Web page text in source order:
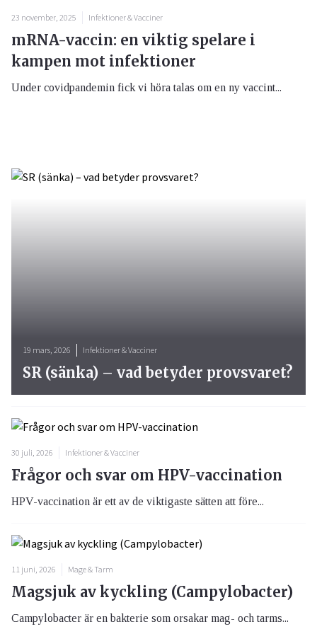
23 november, 2025 Infektioner & Vacciner
mRNA-vaccin: en viktig spelare i
kampen mot infektioner
Under covidpandemin fick vi höra talas om en ny vaccint...
30 juli, 2026 Infektioner & Vacciner
Frågor och svar om HPV-vaccination
HPV-vaccination är ett av de viktigaste sätten att före...
11 juni, 2026 Mage & Tarm
Magsjuk av kyckling (Campylobacter)
Campylobacter är en bakterie som orsakar mag- och tarms...
19 mars, 2026 Infektioner & Vacciner
SR (sänka) – vad betyder provsvaret?